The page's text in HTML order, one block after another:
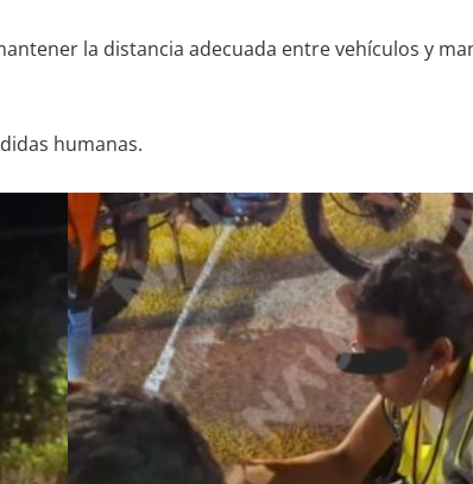
la distancia adecuada entre vehículos y
humanas.